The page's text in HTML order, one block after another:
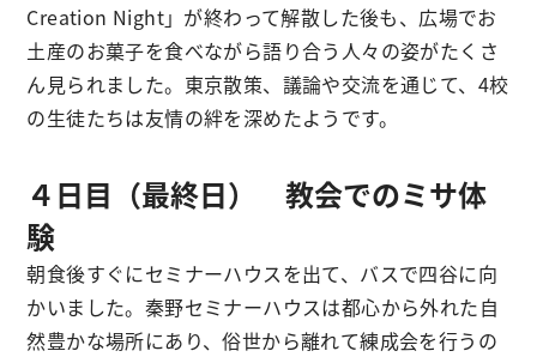
Creation Night」が終わって解散した後も、広場でお
土産のお菓子を食べながら語り合う人々の姿がたくさ
ん見られました。東京散策、議論や交流を通じて、4校
の生徒たちは友情の絆を深めたようです。
４日目（最終日） 教会でのミサ体
験
朝食後すぐにセミナーハウスを出て、バスで四谷に向
かいました。秦野セミナーハウスは都心から外れた自
然豊かな場所にあり、俗世から離れて練成会を行うの